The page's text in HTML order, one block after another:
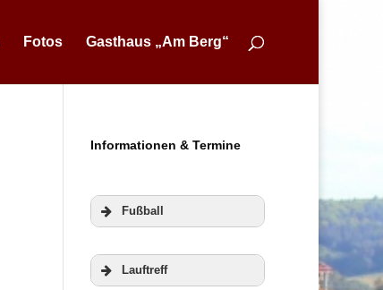
Fotos Gasthaus „Am Berg“
Informationen & Termine
Fußball
Lauftreff